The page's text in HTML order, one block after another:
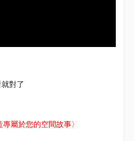
對了
專屬於您的空間故事〉